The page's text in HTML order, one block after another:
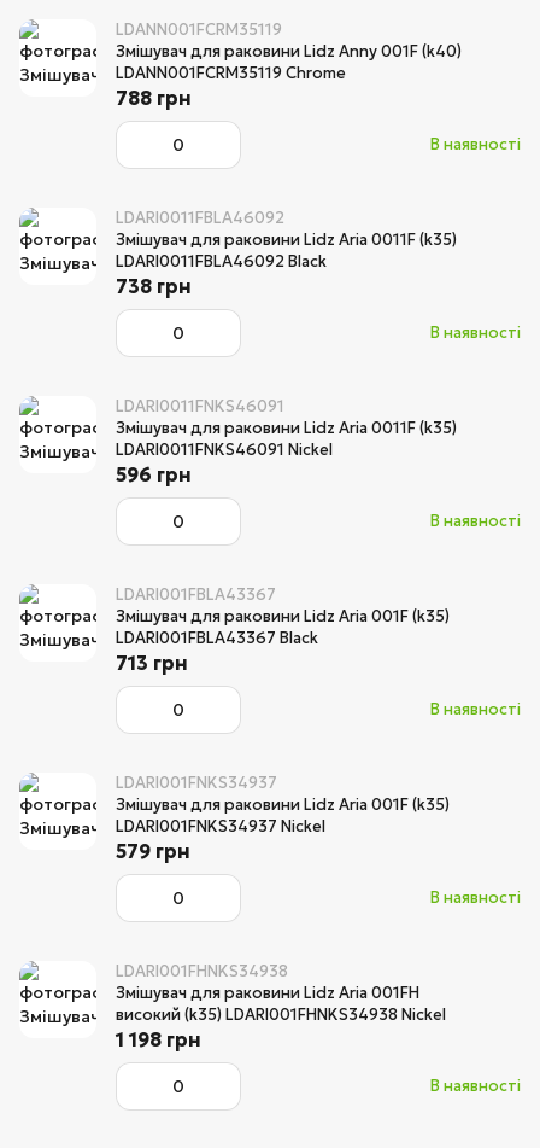
LDANN001FCRM35119
Змішувач для раковини Lidz Anny 001F (k40)
LDANN001FCRM35119 Chrome
В наявності
788 грн
LDARI0011FBLA46092
Змішувач для раковини Lidz Aria 0011F (k35)
LDARI0011FBLA46092 Black
В наявності
738 грн
LDARI0011FNKS46091
Змішувач для раковини Lidz Aria 0011F (k35)
LDARI0011FNKS46091 Nickel
В наявності
596 грн
LDARI001FBLA43367
Змішувач для раковини Lidz Aria 001F (k35)
LDARI001FBLA43367 Black
В наявності
713 грн
LDARI001FNKS34937
Змішувач для раковини Lidz Aria 001F (k35)
LDARI001FNKS34937 Nickel
В наявності
579 грн
LDARI001FHNKS34938
Змішувач для раковини Lidz Aria 001FH
високий (k35) LDARI001FHNKS34938 Nickel
В наявності
1 198 грн